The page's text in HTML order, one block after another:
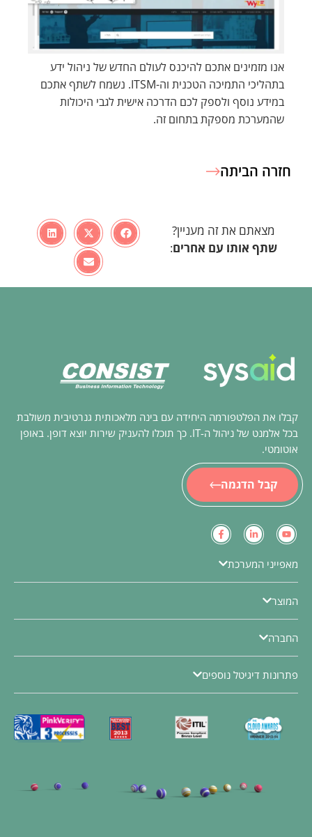
אנו מזמינים אתכם להיכנס לעולם החדש של ניהול ידע
בתהליכי התמיכה הטכנית וה-ITSM. נשמח לשתף אתכם
במידע נוסף ולספק לכם הדרכה אישית לגבי היכולות
שהמערכת מספקת בתחום זה.
חזרה הביתה
מצאתם את זה מעניין?
שתף אותו עם אחרים:
קבלו את הפלטפורמה היחידה עם בינה מלאכותית גנרטיבית משולבת
בכל אלמנט של ניהול ה-IT. כך תוכלו להעניק שירות יוצא דופן. באופן
אוטומטי.
קבל הדגמה
מאפייני המערכת
המוצר
החברה
פתרונות דיגיטל נוספים